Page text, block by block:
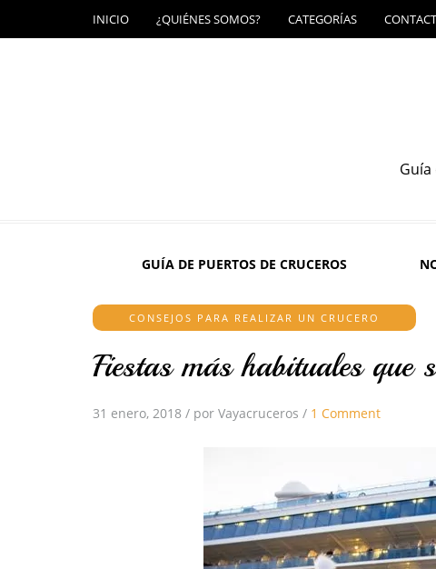
INICIO ¿QUIÉNES SOMOS? CATEGORÍAS
GUÍA DE PUERTOS DE CRUCEROS
CONSEJOS PARA REALIZAR UN CRUCERO
Fiestas más habituales que
31 enero, 2018 / por Vayacruceros / 1 Comment